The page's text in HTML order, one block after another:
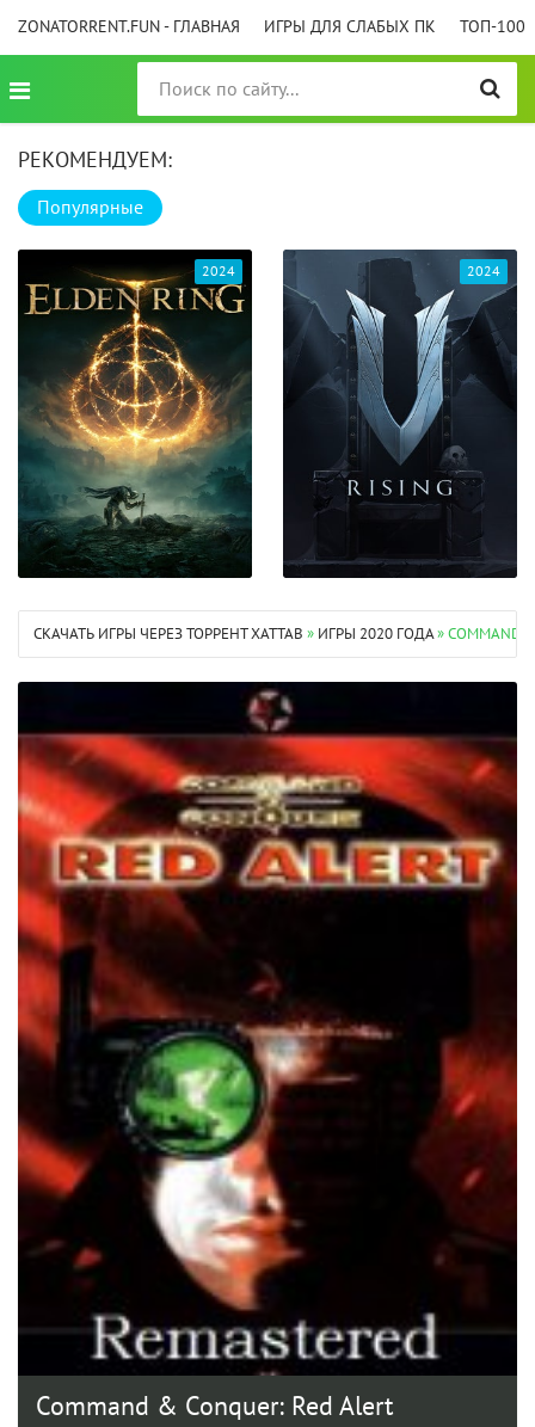
ZONATORRENT.FUN - ГЛАВНАЯ ИГРЫ ДЛЯ СЛАБЫХ ПК ТОП-100
РЕКОМЕНДУЕМ:
Популярные
2024 2024
СКАЧАТЬ ИГРЫ ЧЕРЕЗ ТОРРЕНТ XATTAB » ИГРЫ 2020 ГОДА» COMMAND
Command & Conquer: Red Alert